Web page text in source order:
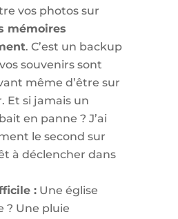
vos photos sur
mémoires
. C’est un backup
souvenirs sont
même d’être sur
Et si jamais un
en panne ? J’ai
le second sur
à déclencher dans
:Une église
? Une pluie